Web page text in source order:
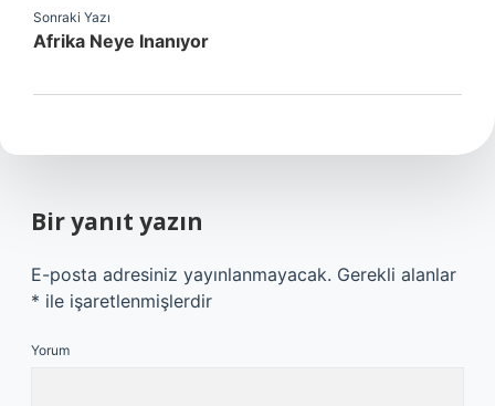
Sonraki Yazı
Afrika Neye Inanıyor
Bir yanıt yazın
E-posta adresiniz yayınlanmayacak. Gerekli alanlar
* ile işaretlenmişlerdir
Yorum